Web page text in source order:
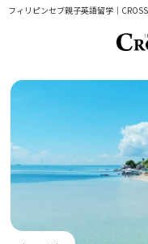
フィリピンセブ親子英語留学｜